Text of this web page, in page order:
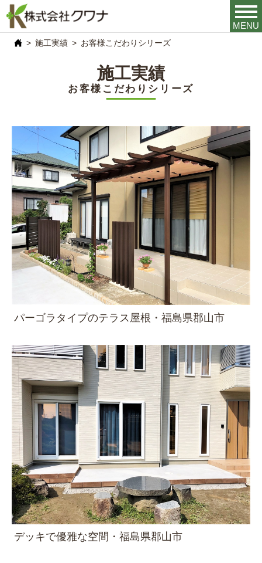
MENU
施工実績 お客様こだわりシリーズ
施工実績
お客様こだわりシリーズ
パーゴラタイプのテラス屋根・福島県郡山市
デッキで優雅な空間・福島県郡山市